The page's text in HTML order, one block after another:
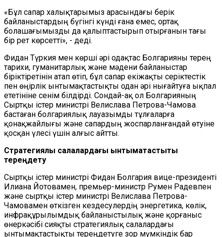
«Бұл сапар халықтарымыз арасындағы берік
байланыстардың бүгінгі күнді ғана емес, ортақ
болашағымызды да қалыптастырып отырғанын тағы
бір рет көрсетті», - деді.
Фидан Түркия мен көрші әрі одақтас Болгарияны терең
тарихи, гуманитарлық және мәдени байланыстар
біріктіретінін атап өтіп, бұл сапар екіжақты серіктестік
пен өңірлік ынтымақтастықты одан әрі нығайтуға ықпал
ететініне сенім білдірді. Сондай-ақ ол Болгарияның
Сыртқы істер министрі Велислава Петрова-Чамова
бастаған болгариялық лауазымды тұлғаларға
қонақжайлығы және сапардың жоспарланғандай өтуіне
қосқан үлесі үшін алғыс айтты.
Стратегиялық салалардағы ынтымақтастықты
тереңдету
Сыртқы істер министрі Фидан Болгария вице-президенті
Илиана Йотовамен, премьер-министр Румен Радевпен
және сыртқы істер министрі Велислава Петрова-
Чамовамен өткізген кездесулердің энергетика, көлік,
инфрақұрылымдық байланыстылық және қорғаныс
өнеркәсібі сияқты стратегиялық салалардағы
ынтымақтастықты тереңдетуге зор мүмкіндік бар